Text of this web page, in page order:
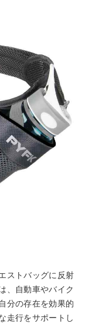
ストバッグに反射
、自動車やバイク
分の存在を効果的
走行をサポートし